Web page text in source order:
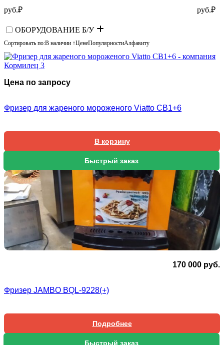
руб.₽ руб.₽
ОБОРУДОВАНИЕ Б/У
Сортировать по:В наличии ↑ЦенеПопулярностиАлфавиту
Цена по запросу
Фризер для жареного мороженого Viatto CB1+6
В корзину
Быстрый заказ
170 000 руб.
Фризер JAMBO BQL-9228(+)
Подробнее
Быстрый заказ